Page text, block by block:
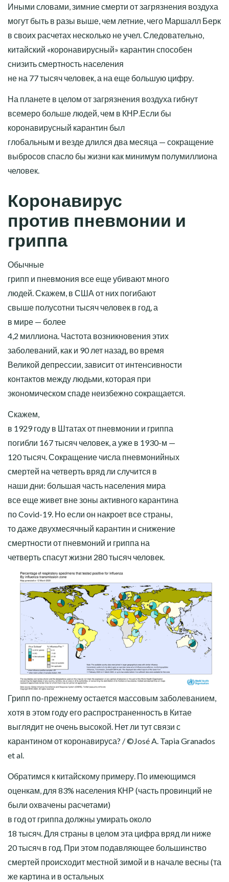
Иными словами, зимние смерти от загрязнения воздуха
могут быть в разы выше, чем летние, чего Маршалл Берк
в своих расчетах несколько не учел. Следовательно,
китайский «коронавирусный» карантин способен
снизить смертность населения
не на 77 тысяч человек, а на еще большую цифру.
На планете в целом от загрязнения воздуха гибнут
всемеро больше людей, чем в КНР.Если бы
коронавирусный карантин был
глобальным и везде длился два месяца — сокращение
выбросов спасло бы жизни как минимум полумиллиона
человек.
Коронавирус
против пневмонии и
гриппа
Обычные
грипп и пневмония все еще убивают много
людей. Скажем, в США от них погибают
свыше полусотни тысяч человек в год, а
в мире — более
4,2 миллиона. Частота возникновения этих
заболеваний, как и 90 лет назад, во время
Великой депрессии, зависит от интенсивности
контактов между людьми, которая при
экономическом спаде неизбежно сокращается.
Скажем,
в 1929 году в Штатах от пневмонии и гриппа
погибли 167 тысяч человек, а уже в 1930-м —
120 тысяч. Сокращение числа пневмонийных
смертей на четверть вряд ли случится в
наши дни: большая часть населения мира
все еще живет вне зоны активного карантина
по Covid-19. Но если он накроет все страны,
то даже двухмесячный карантин и снижение
смертности от пневмоний и гриппа на
четверть спасут жизни 280 тысяч человек.
Грипп по-прежнему остается массовым заболеванием,
хотя в этом году его распространенность в Китае
выглядит не очень высокой. Нет ли тут связи с
карантином от коронавируса? / ©José A. Tapia Granados
et al.
Обратимся к китайскому примеру. По имеющимся
оценкам, для 83% населения КНР (часть провинций не
были охвачены расчетами)
в год от гриппа должны умирать около
18 тысяч. Для страны в целом эта цифра вряд ли ниже
20 тысяч в год. При этом подавляющее большинство
смертей происходит местной зимой и в начале весны (та
же картина и в остальных